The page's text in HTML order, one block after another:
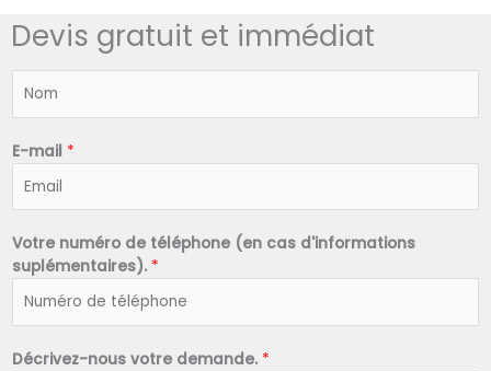
Devis gratuit et immédiat
*
E-mail *
Votre numéro de téléphone (en cas d'informations
suplémentaires). *
Décrivez-nous votre demande. *